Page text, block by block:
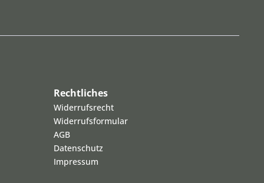
Rechtliches
Widerrufsrecht
Widerrufsformular
AGB
Datenschutz
Impressum